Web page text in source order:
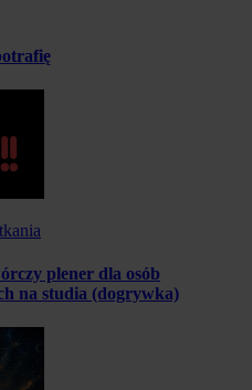
plener dla osób
na studia (dogrywka)